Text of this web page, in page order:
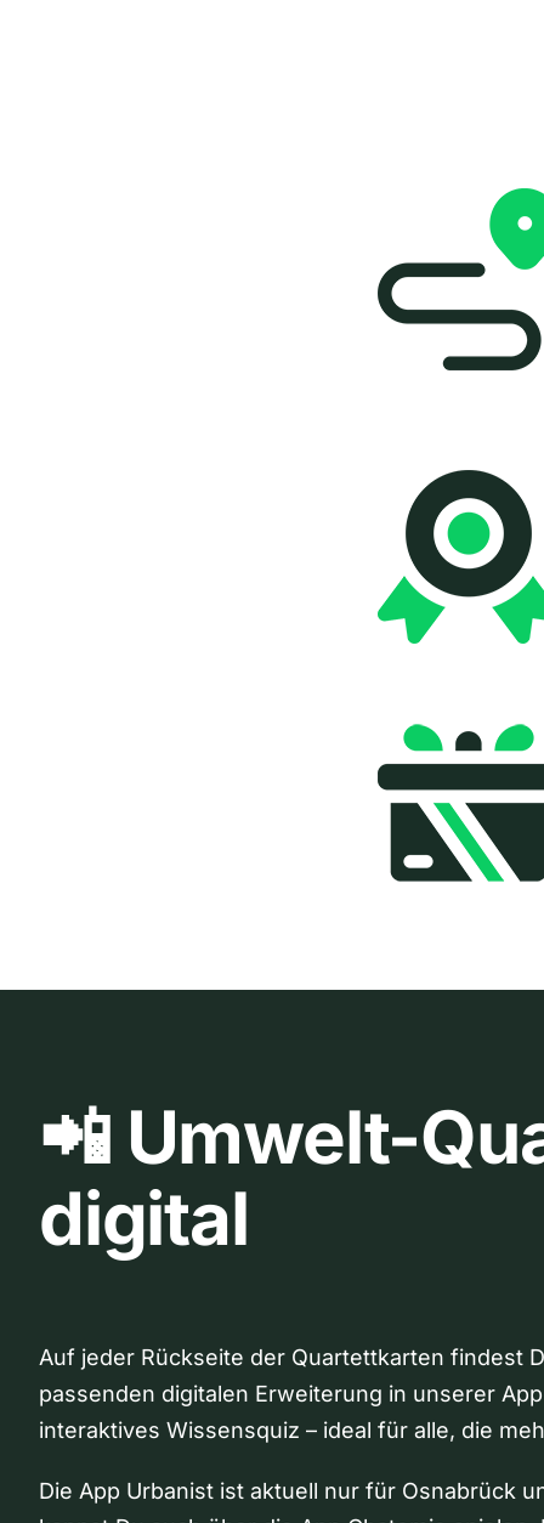
📲 Umwelt-
digital
Auf jeder Rückseite der Quartettkarten findest
passenden digitalen Erweiterung in unserer
interaktives Wissensquiz – ideal für alle, die
Die App Urbanist ist aktuell nur für Osnabrück